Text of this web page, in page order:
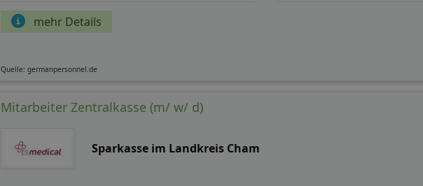
mehr Details
Quelle: germanpersonnel.de
Mitarbeiter Zentralkasse (m/ w/ d)
Sparkasse im Landkreis Cham